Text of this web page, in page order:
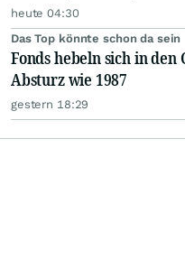
heute 04:30
Das Top könnte schon da sein
Fonds hebeln sich in
Absturz wie 1987
gestern 18:29